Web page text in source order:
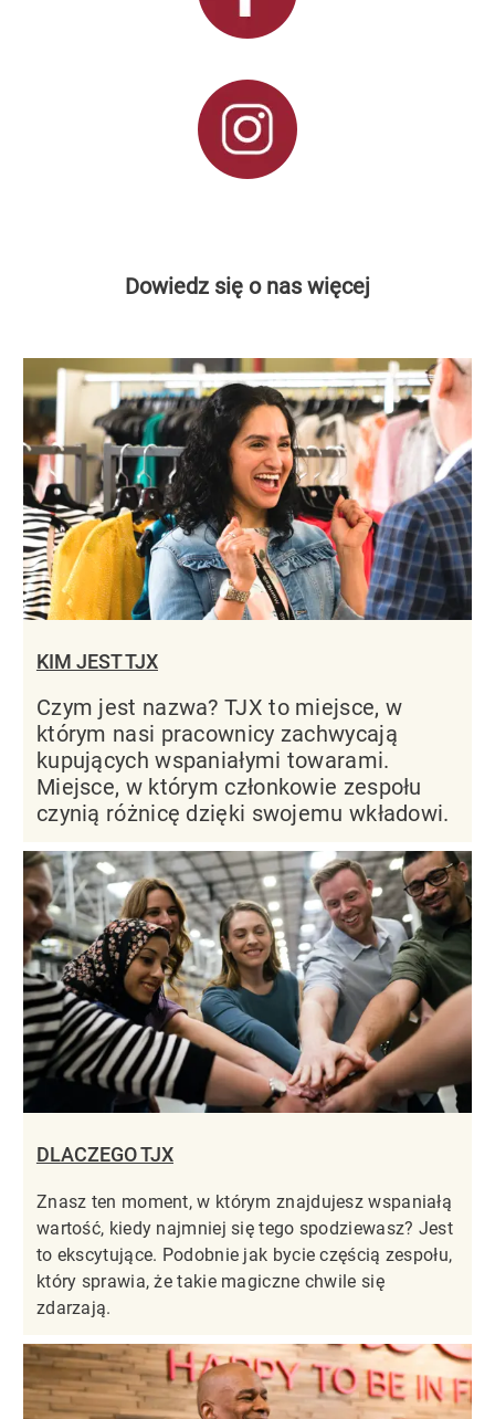
Dowiedz się o nas więcej
KIM JEST TJX
Czym jest nazwa? TJX to miejsce, w
którym nasi pracownicy zachwycają
kupujących wspaniałymi towarami.
Miejsce, w którym członkowie zespołu
czynią różnicę dzięki swojemu wkładowi.
DLACZEGO TJX
Znasz ten moment, w którym znajdujesz wspaniałą
wartość, kiedy najmniej się tego spodziewasz? Jest
to ekscytujące. Podobnie jak bycie częścią zespołu,
który sprawia, że takie magiczne chwile się
zdarzają.